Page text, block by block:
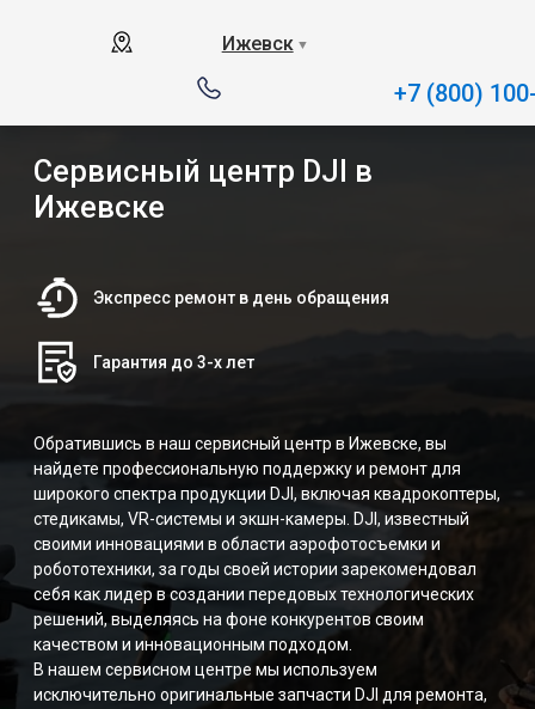
Ижевск ▼
+7 (800)
Сервисный центр DJI в
Ижевске
Экспресс ремонт в день обращения
Гарантия до 3-х лет
Обратившись в наш сервисный центр в Ижевске, вы
найдете профессиональную поддержку и ремонт для
широкого спектра продукции DJI, включая квадрокоптеры,
стедикамы, VR-системы и экшн-камеры. DJI, известный
своими инновациями в области аэрофотосъемки и
робототехники, за годы своей истории зарекомендовал
себя как лидер в создании передовых технологических
решений, выделяясь на фоне конкурентов своим
качеством и инновационным подходом.
В нашем сервисном центре мы используем
исключительно оригинальные запчасти DJI для ремонта,